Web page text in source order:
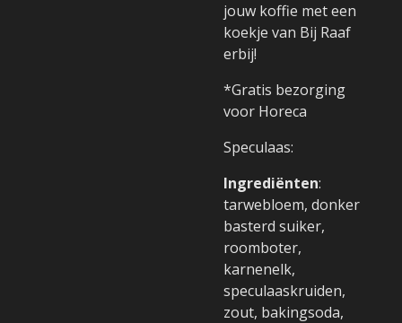
jouw koffie met een
koekje van Bij Raaf
erbij!
*Gratis bezorging
voor Horeca
Speculaas:
Ingrediënten:
tarwebloem, donker
basterd suiker,
roomboter,
karnenelk,
speculaaskruiden,
zout, bakingsoda,